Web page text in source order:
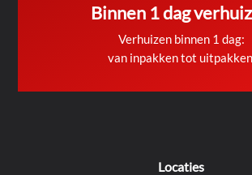
Binnen 1 dag
Verhuizen binnen 1 dag:
van inpakken tot
Locaties